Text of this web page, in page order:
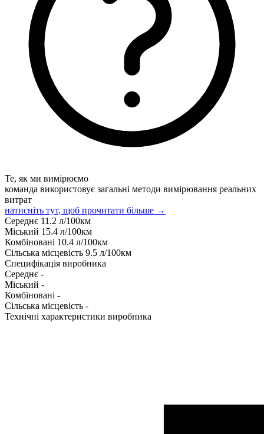
Те, як ми вимірюємо
команда використовує загальні методи вимірювання реальних
витрат
натисніть тут, щоб прочитати більше →
Середнє 11.2 л/100км
Міський 15.4 л/100км
Комбіновані 10.4 л/100км
Сільська місцевість 9.5 л/100км
Специфікація виробника
Середнє -
Міський -
Комбіновані -
Сільська місцевість -
Технічні характеристики виробника